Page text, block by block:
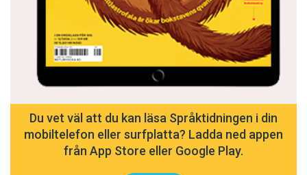
Du vet väl att du kan läsa Språktidningen i din
mobiltelefon eller surfplatta? Ladda ned appen
från App Store eller Google Play.